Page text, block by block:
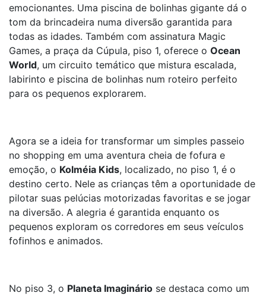
emocionantes. Uma piscina de bolinhas gigante dá o
tom da brincadeira numa diversão garantida para
todas as idades. Também com assinatura Magic
Games, a praça da Cúpula, piso 1, oferece o Ocean
World, um circuito temático que mistura escalada,
labirinto e piscina de bolinhas num roteiro perfeito
para os pequenos explorarem.
Agora se a ideia for transformar um simples passeio
no shopping em uma aventura cheia de fofura e
emoção, o Kolméia Kids, localizado, no piso 1, é o
destino certo. Nele as crianças têm a oportunidade de
pilotar suas pelúcias motorizadas favoritas e se jogar
na diversão. A alegria é garantida enquanto os
pequenos exploram os corredores em seus veículos
fofinhos e animados.
No piso 3, o Planeta Imaginário se destaca como um